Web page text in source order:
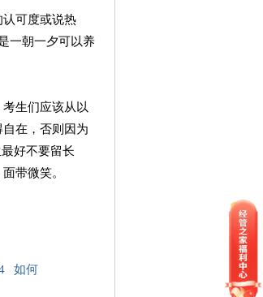
可度或说热
一朝一夕可以养
生们应该从以
在，否则因为
好不要留长
带微笑。
如何